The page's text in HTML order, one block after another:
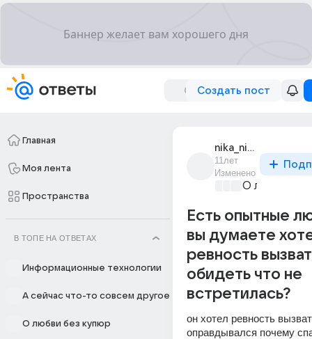
Создать пост
Главная
Моя лента
Пространства
В ТОПЕ НА ОТВЕТАХ
Информационные технологии
А сейчас что-то совсем другое
О любви без купюр
nika_nika_2746
11лет
Изменено
О любви без
Есть опытные
вы думаете
ревность
обидеть что не
встретилась?
он хотел ревность
оправдывался почему